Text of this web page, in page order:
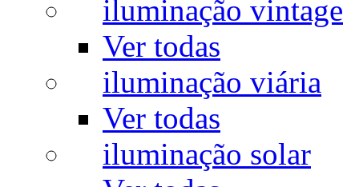
iluminação vintage
Ver todas
iluminação viária
Ver todas
iluminação solar